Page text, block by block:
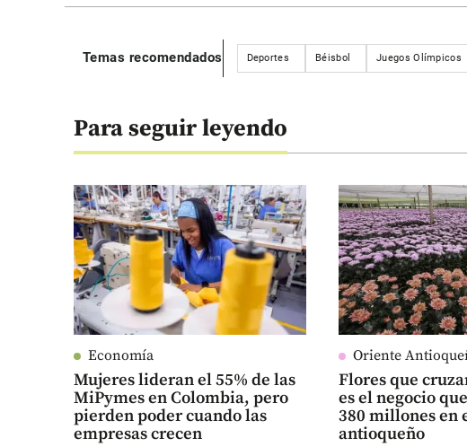
Temas recomendados Deportes Béisbol Juegos Olímpicos
Para seguir leyendo
Economía
Mujeres lideran el 55% de las
MiPymes en Colombia, pero
pierden poder cuando las
empresas crecen
Oriente
Flores que
es el negocio
380 millones en
antioqueño